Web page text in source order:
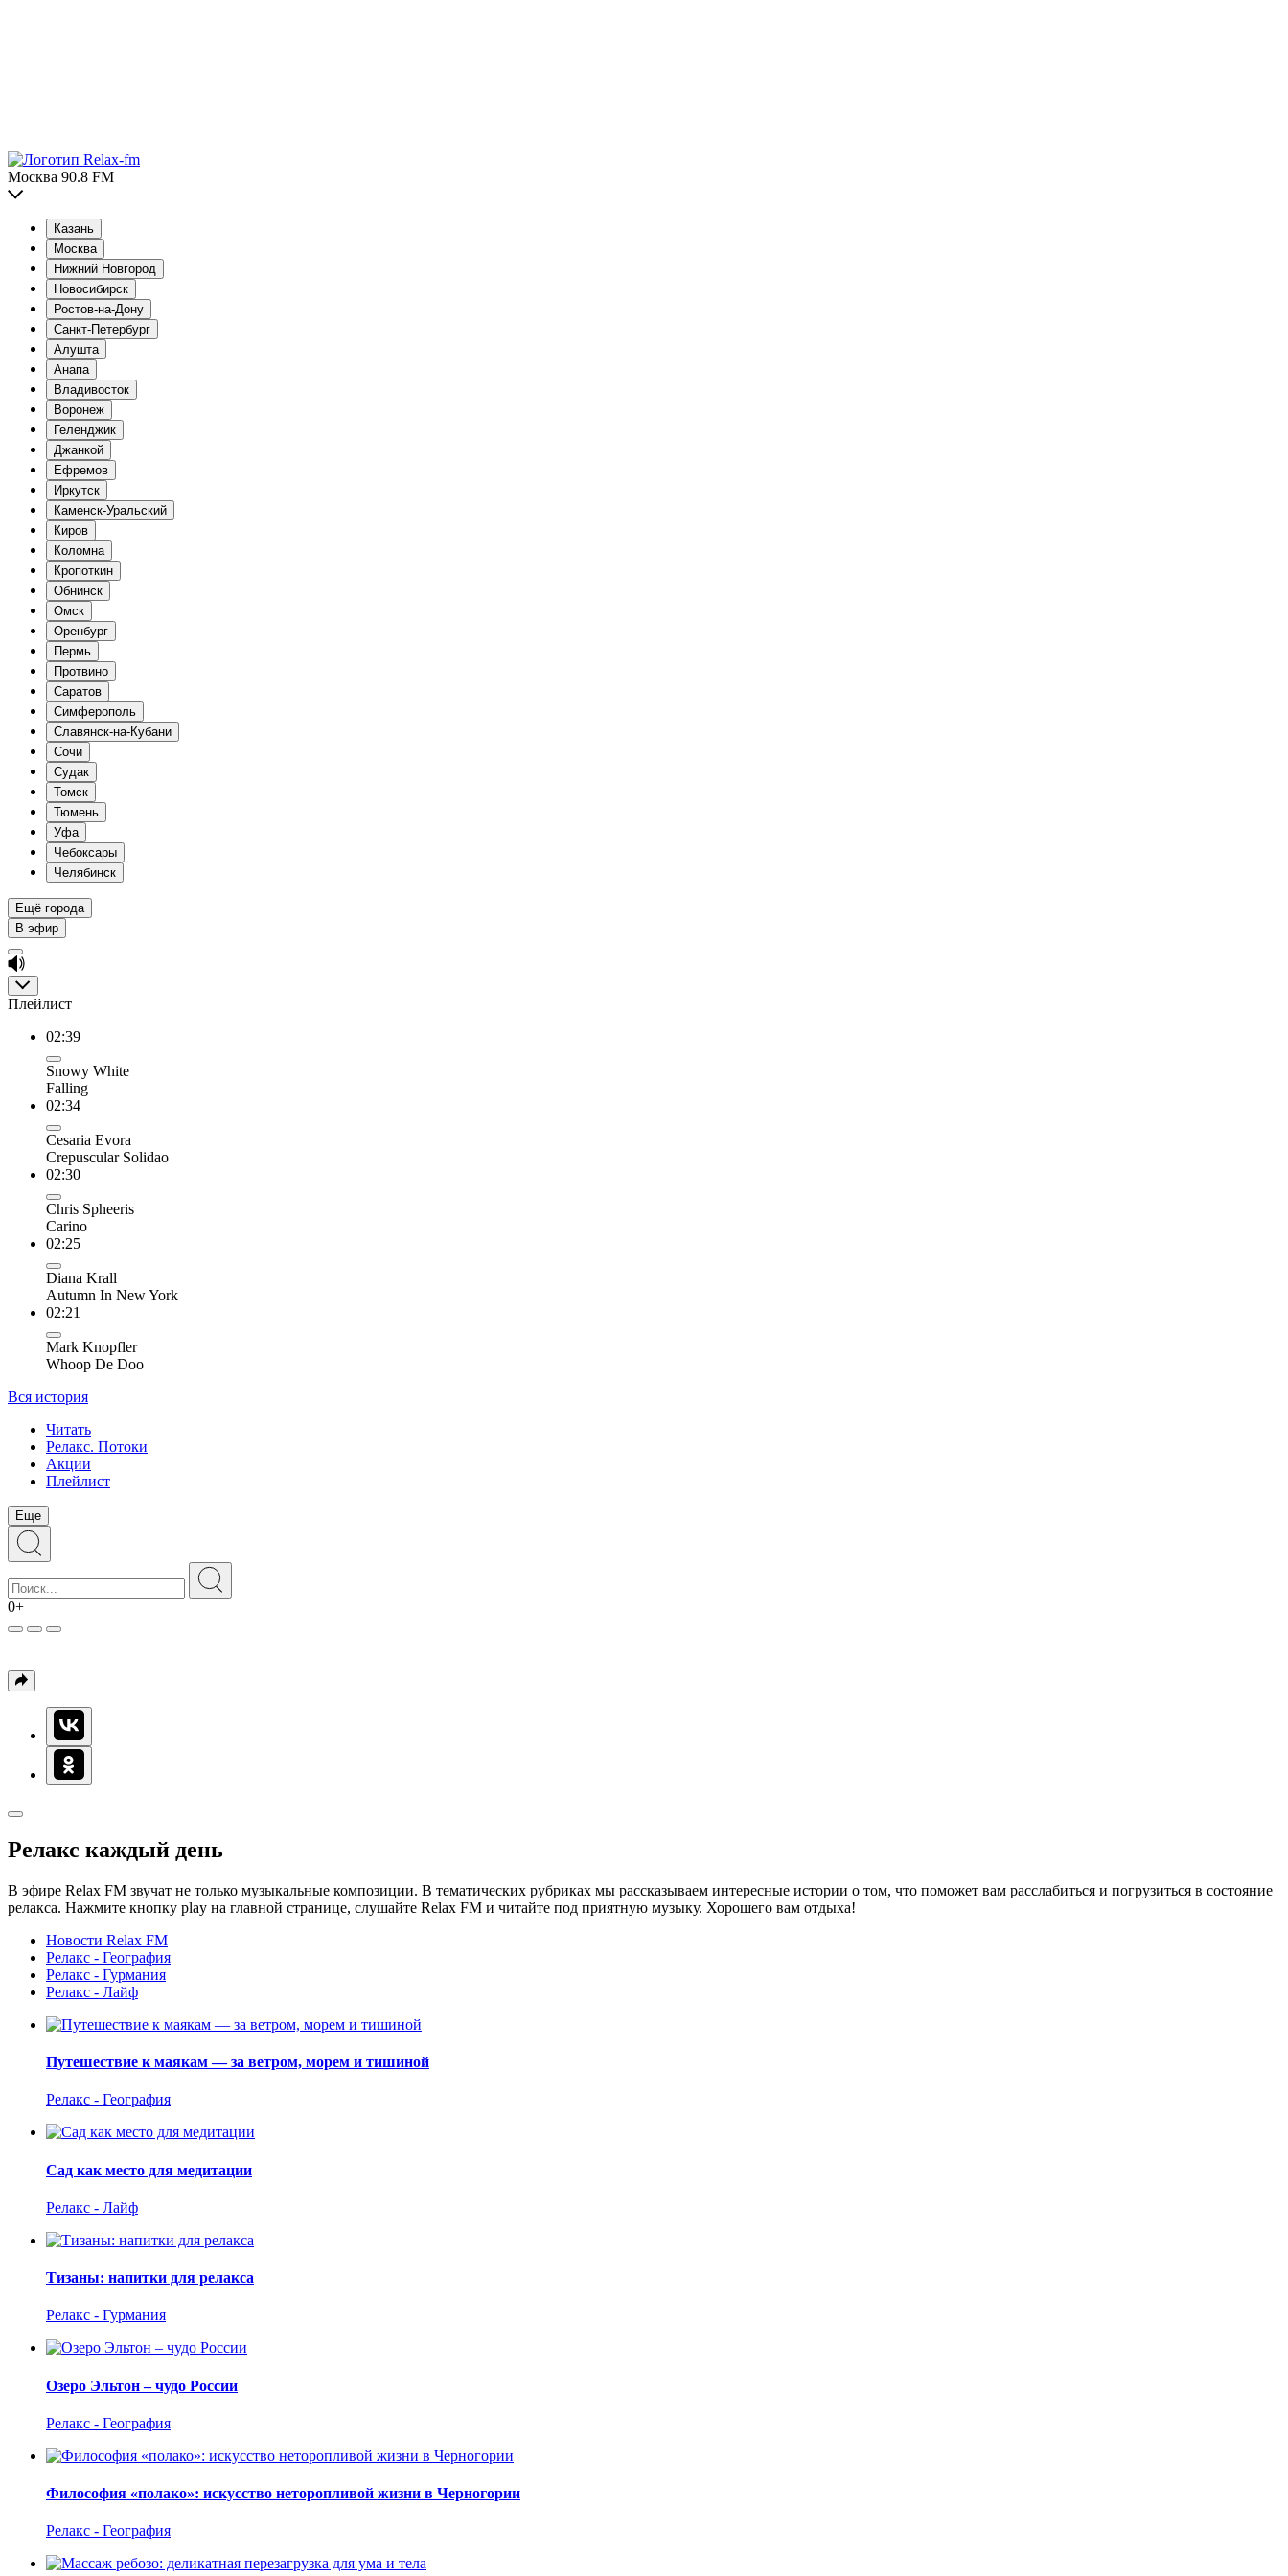
Москва 90.8 FM
Казань
Москва
Нижний Новгород
Новосибирск
Ростов-на-Дону
Санкт-Петербург
Алушта
Анапа
Владивосток
Воронеж
Геленджик
Джанкой
Ефремов
Иркутск
Каменск-Уральский
Киров
Коломна
Кропоткин
Обнинск
Омск
Оренбург
Пермь
Протвино
Саратов
Симферополь
Славянск-на-Кубани
Сочи
Судак
Томск
Тюмень
Уфа
Чебоксары
Челябинск
Ещё города
В эфир
Плейлист
02:39
Snowy White
Falling
02:34
Cesaria Evora
Crepuscular Solidao
02:30
Chris Spheeris
Carino
02:25
Diana Krall
Autumn In New York
02:21
Mark Knopfler
Whoop De Doo
Вся история
Читать
Релакс. Потоки
Акции
Плейлист
Еще
0+
Релакс каждый день
В эфире Relax FM звучат не только музыкальные композиции. В тематических рубриках мы рассказываем интересные истории о том, что поможет вам расслабиться и погрузиться в состояние
релакса. Нажмите кнопку play на главной странице, слушайте Relax FM и читайте под приятную музыку. Хорошего вам отдыха!
Новости Relax FM
Релакс - География
Релакс - Гурмания
Релакс - Лайф
Путешествие к маякам — за ветром, морем и тишиной
Релакс - География
Сад как место для медитации
Релакс - Лайф
Тизаны: напитки для релакса
Релакс - Гурмания
Озеро Эльтон – чудо России
Релакс - География
Философия «полако»: искусство неторопливой жизни в Черногории
Релакс - География